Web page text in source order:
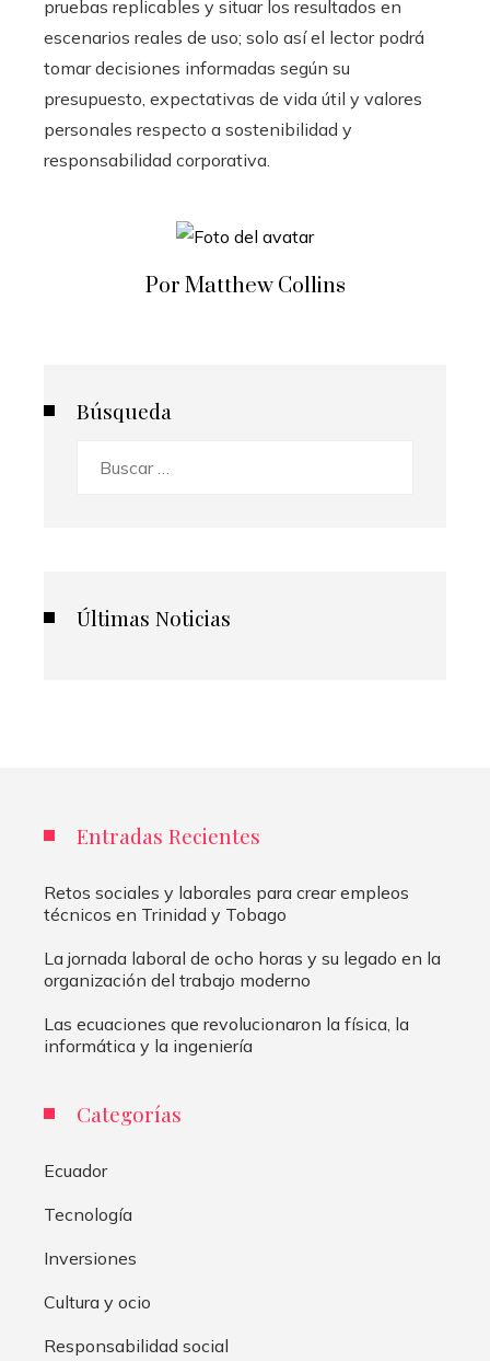
pruebas replicables y situar los resultados en
escenarios reales de uso; solo así el lector podrá
tomar decisiones informadas según su
presupuesto, expectativas de vida útil y valores
personales respecto a sostenibilidad y
responsabilidad corporativa.
Por Matthew Collins
Búsqueda
Últimas Noticias
Entradas Recientes
Retos sociales y laborales para crear empleos
técnicos en Trinidad y Tobago
La jornada laboral de ocho horas y su legado en la
organización del trabajo moderno
Las ecuaciones que revolucionaron la física, la
informática y la ingeniería
Categorías
Ecuador
Tecnología
Inversiones
Cultura y ocio
Responsabilidad social